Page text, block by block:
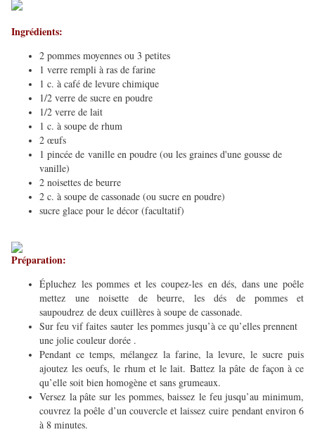
Ingrédients:
2 pommes moyennes ou 3 petites
1 verre rempli à ras de farine
1 c. à café de levure chimique
1/2 verre de sucre en poudre
1/2 verre de lait
1 c. à soupe de rhum
2 œufs
1 pincée de vanille en poudre (ou les graines d'une gousse de
vanille)
2 noisettes de beurre
2 c. à soupe de cassonade (ou sucre en poudre)
sucre glace pour le décor (facultatif)
Préparation:
Épluchez les pommes et les coupez-les en dés, dans une poêle
mettez une noisette de beurre, les dés de pommes et
saupoudrez de deux cuillères à soupe de cassonade.
Sur feu vif faites sauter les pommes jusqu’à ce qu’elles prennent
une jolie couleur dorée .
Pendant ce temps, mélangez la farine, la levure, le sucre puis
ajoutez les oeufs, le rhum et le lait.Battez la pâte de façon à ce
qu’elle soit bien homogène et sans grumeaux.
Versez la pâte sur les pommes, baissez le feu jusqu’au minimum,
couvrez la poêle d’un couvercle et laissez cuire pendant environ 6
à 8 minutes.